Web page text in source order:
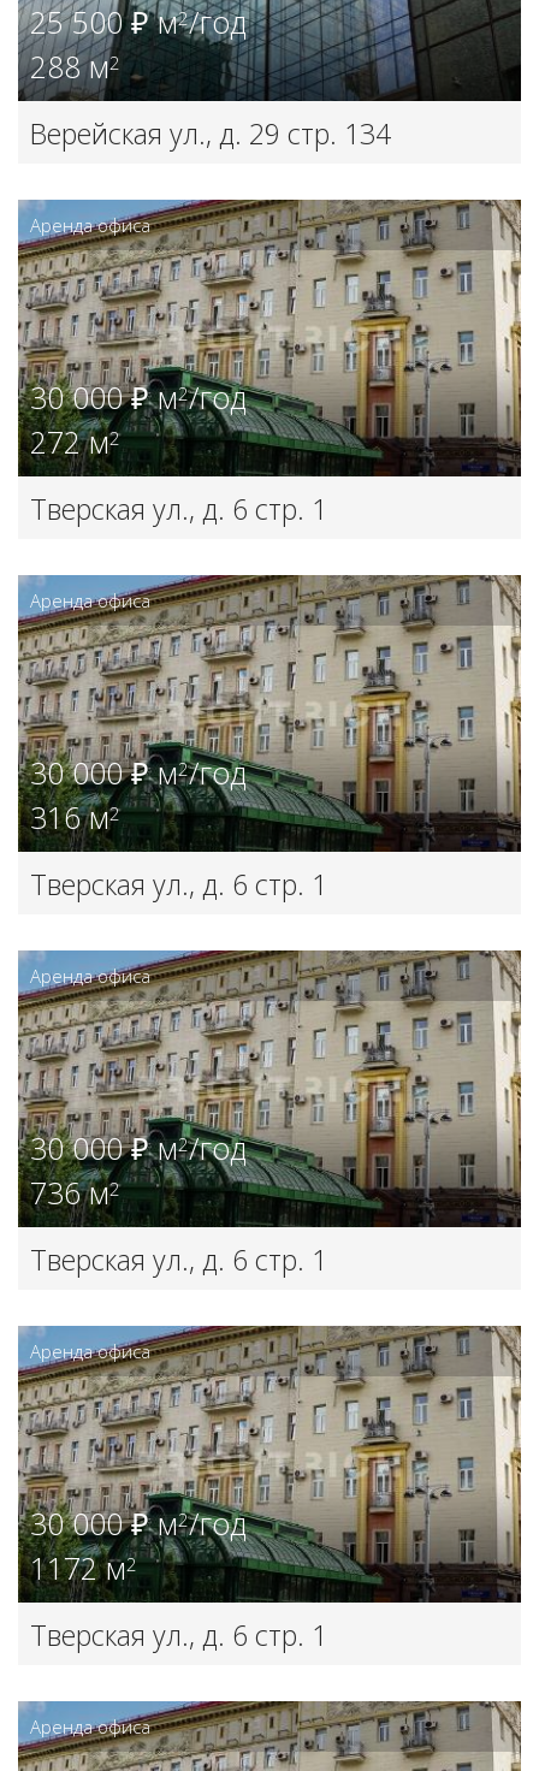
25 500 ₽ м2/год
288 м2
Верейская ул., д. 29 стр. 134
Аренда офиса
30 000 ₽ м2/год
272 м2
Тверская ул., д. 6 стр. 1
Аренда офиса
30 000 ₽ м2/год
316 м2
Тверская ул., д. 6 стр. 1
Аренда офиса
30 000 ₽ м2/год
736 м2
Тверская ул., д. 6 стр. 1
Аренда офиса
30 000 ₽ м2/год
1172 м2
Тверская ул., д. 6 стр. 1
Аренда офиса